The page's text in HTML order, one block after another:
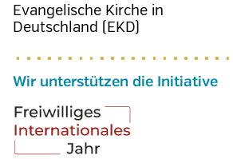
Evangelische Kirche in
Deutschland (EKD)
Wir unterstützen die Initiative